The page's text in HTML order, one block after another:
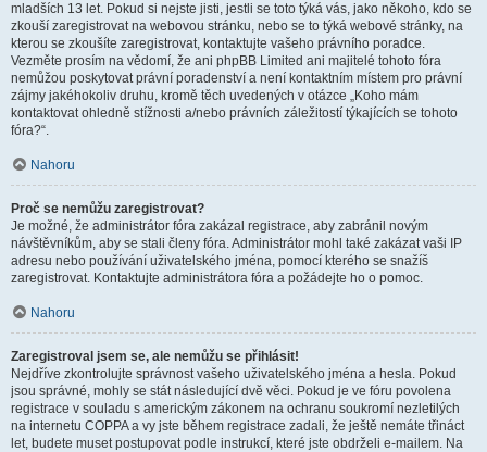
mladších 13 let. Pokud si nejste jisti, jestli se toto týká vás, jako někoho, kdo se
zkouší zaregistrovat na webovou stránku, nebo se to týká webové stránky, na
kterou se zkoušíte zaregistrovat, kontaktujte vašeho právního poradce.
Vezměte prosím na vědomí, že ani phpBB Limited ani majitelé tohoto fóra
nemůžou poskytovat právní poradenství a není kontaktním místem pro právní
zájmy jakéhokoliv druhu, kromě těch uvedených v otázce „Koho mám
kontaktovat ohledně stížnosti a/nebo právních záležitostí týkajících se tohoto
fóra?“.
Nahoru
Proč se nemůžu zaregistrovat?
Je možné, že administrátor fóra zakázal registrace, aby zabránil novým
návštěvníkům, aby se stali členy fóra. Administrátor mohl také zakázat vaši IP
adresu nebo používání uživatelského jména, pomocí kterého se snažíš
zaregistrovat. Kontaktujte administrátora fóra a požádejte ho o pomoc.
Nahoru
Zaregistroval jsem se, ale nemůžu se přihlásit!
Nejdříve zkontrolujte správnost vašeho uživatelského jména a hesla. Pokud
jsou správné, mohly se stát následující dvě věci. Pokud je ve fóru povolena
registrace v souladu s americkým zákonem na ochranu soukromí nezletilých
na internetu COPPA a vy jste během registrace zadali, že ještě nemáte třináct
let, budete muset postupovat podle instrukcí, které jste obdrželi e-mailem. Na